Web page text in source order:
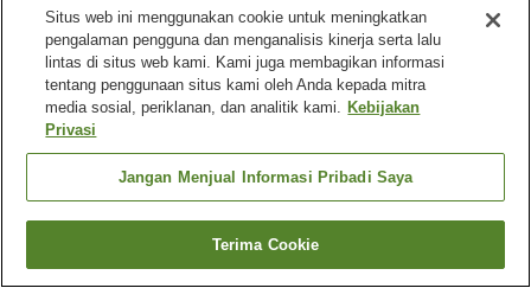
Hebat Ulasan:931
Fasilitas properti
Tempat parkir
Restoran
Kafe
Beranda Jepang Wakayama
Kota Wakayama
Hotel Granvia Wakayama
Cari kamar
Situs web ini menggunakan cookie untuk meningkatkan
pengalaman pengguna dan menganalisis kinerja serta lalu
lintas di situs web kami. Kami juga membagikan informasi
tentang penggunaan situs kami oleh Anda kepada mitra
media sosial, periklanan, dan analitik kami. Kebijakan
Privasi
Jangan Menjual Informasi Pribadi Saya
Terima Cookie